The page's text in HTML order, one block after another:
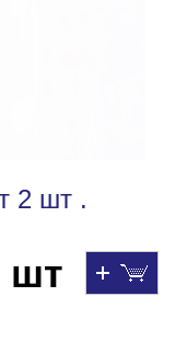
2 шт .
шт